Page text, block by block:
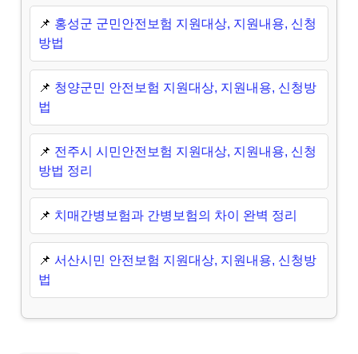
📌 홍성군 군민안전보험 지원대상, 지원내용, 신청
방법
📌 청양군민 안전보험 지원대상, 지원내용, 신청방
법
📌 전주시 시민안전보험 지원대상, 지원내용, 신청
방법 정리
📌 치매간병보험과 간병보험의 차이 완벽 정리
📌 서산시민 안전보험 지원대상, 지원내용, 신청방
법